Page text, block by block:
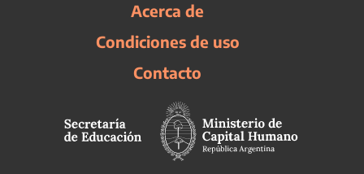
Acerca de
Condiciones de uso
Contacto